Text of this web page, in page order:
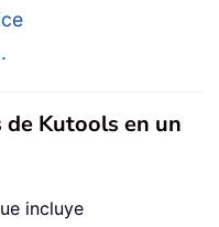
Kutools en un
incluye